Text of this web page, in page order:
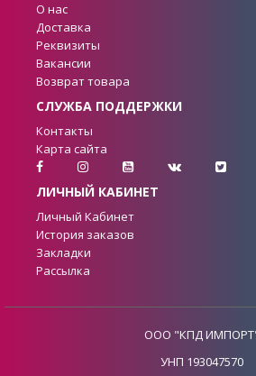
О нас
Доставка
Реквизиты
Вакансии
Возврат товара
СЛУЖБА ПОДДЕРЖКИ
Контакты
Карта сайта
ЛИЧНЫЙ КАБИНЕТ
Личный Кабинет
История заказов
Закладки
Рассылка
ООО "КПД
УНП 193047570